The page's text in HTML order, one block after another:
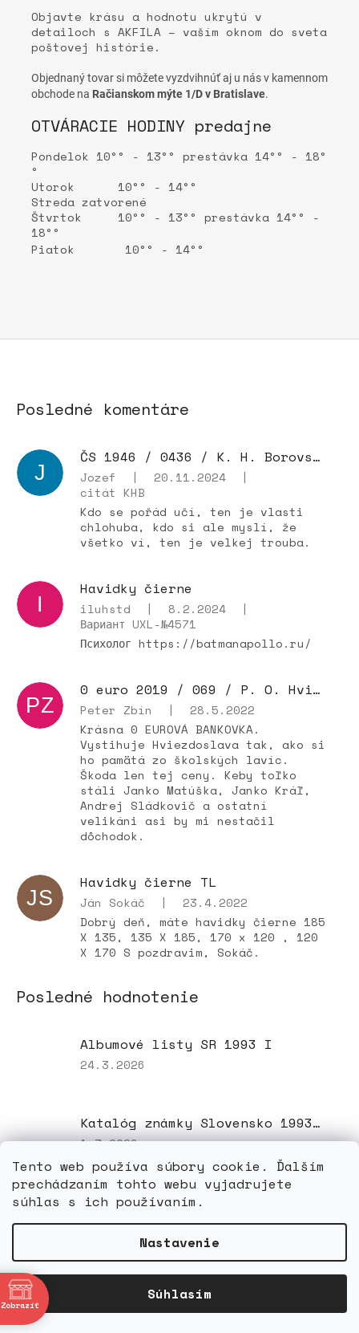
Tento web používa súbory cookie. Ďalším
prechádzaním tohto webu vyjadrujete
súhlas s ich používaním.
Nastavenie
Súhlasím
Objavte krásu a hodnotu ukrytú v
detailoch s AKFILA – vaším oknom do sveta
poštovej histórie.
Objednaný tovar si môžete vyzdvihnúť aj u nás v kamennom
obchode na Račianskom mýte 1/D v Bratislave.
OTVÁRACIE HODINY predajne
Pondelok 10°° - 13°° prestávka 14°° - 18°
°
Utorok 10°° - 14°°
Streda zatvorené
Štvrtok 10°° - 13°° prestávka 14°° -
18°°
Piatok 10°° - 14°°
Posledné komentáre
J
ČS 1946 / 0436 / K. H. Borovský **
Jozef | 20.11.2024
|
citát KHB
Kdo se pořád učí, ten je vlasti
chlohuba, kdo si ale myslí, že
všetko ví, ten je velkej trouba.
I
Havidky čierne
iluhstd | 8.2.2024
|
Вариант UXL-№4571
Психолог https://batmanapollo.ru/
PZ
0 euro 2019 / 069 / P. O. Hviezdoslav
Peter Zbín |
28.5.2022
Krásna 0 EUROVÁ BANKOVKA.
Vystihuje Hviezdoslava tak, ako si
ho pamätá zo školských lavíc.
Škoda len tej ceny. Keby toľko
stáli Janko Matúška, Janko Kráľ,
Andrej Sládkovič a ostatní
velikáni asi by mi nestačil
dôchodok.
JS
Havidky čierne TL
Ján Sokáč |
23.4.2022
Dobrý deň, máte havidky čierne 185
X 135, 135 X 185, 170 x 120 , 120
X 170 S pozdravim, Sokáč.
Posledné hodnotenie
Albumové listy SR 1993 I
Hodnotenie
z
5
24.3.2026
Katalóg známky Slovensko 1993-2024
Hodnotenie
produktu
je
4
z
5
hviezdičiek.
1.3.2026
Havidky priesvitné
Hodnotenie
3
hviezdičiek.
26.2.2026
á
Zobraziť